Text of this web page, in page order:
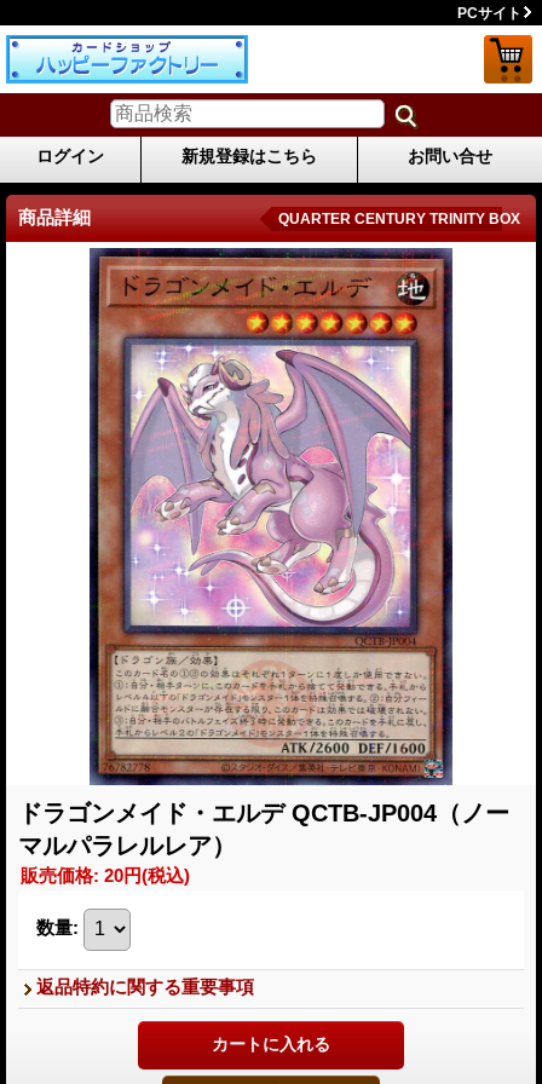
PCサイト
ログイン 新規登録はこちら お問い合せ
商品詳細 QUARTER CENTURY TRINITY BOX
ドラゴンメイド・エルデ QCTB-JP004（ノー
マルパラレルレア）
販売価格: 20円(税込)
数量:
返品特約に関する重要事項